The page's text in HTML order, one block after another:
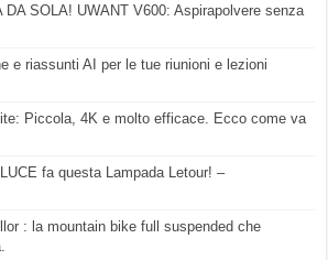
DA SOLA! UWANT V600: Aspirapolvere senza
e riassunti AI per le tue riunioni e lezioni
Piccola, 4K e molto efficace. Ecco come va
fa questa Lampada Letour! –
: la mountain bike full suspended che